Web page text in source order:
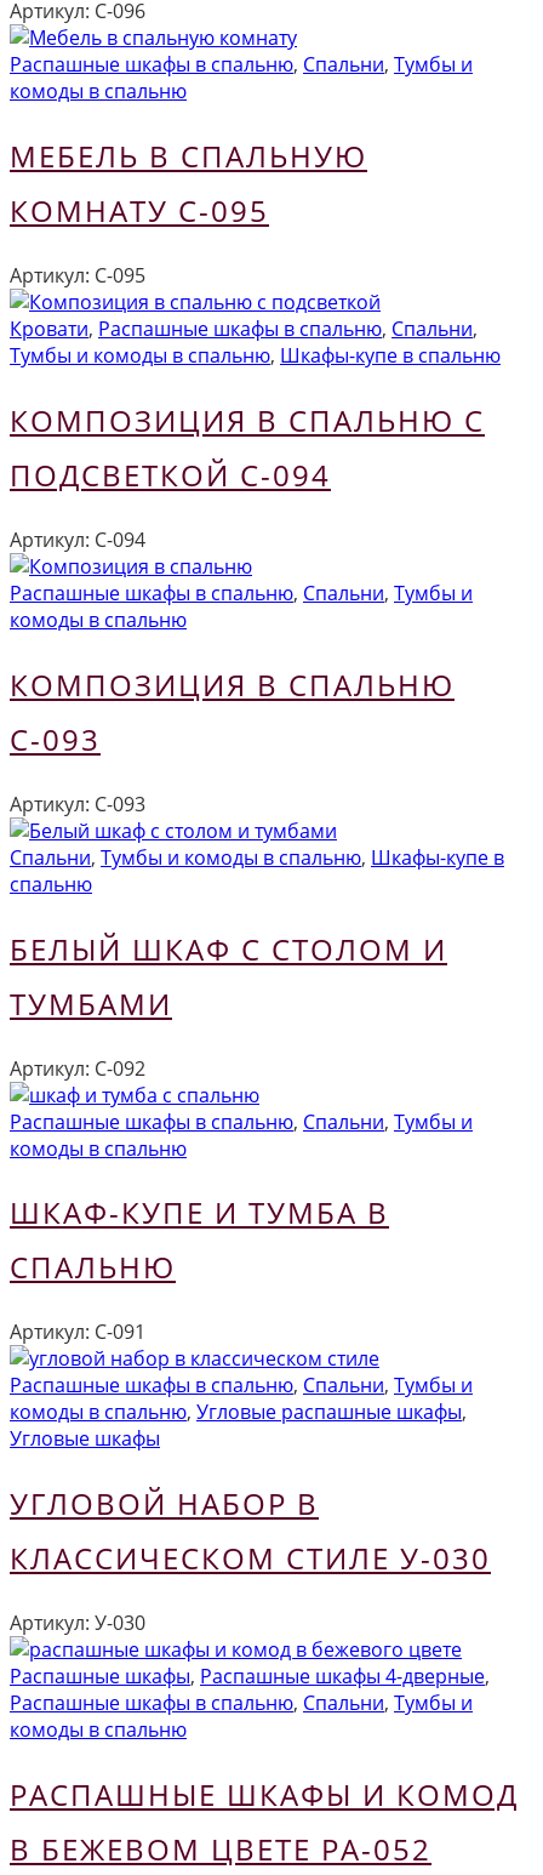
Артикул: С-096
Распашные шкафы в спальню, Спальни, Тумбы и
комоды в спальню
МЕБЕЛЬ В СПАЛЬНУЮ
КОМНАТУ С-095
Артикул: С-095
Кровати, Распашные шкафы в спальню, Спальни,
Тумбы и комоды в спальню, Шкафы-купе в спальню
КОМПОЗИЦИЯ В СПАЛЬНЮ С
ПОДСВЕТКОЙ С-094
Артикул: С-094
Распашные шкафы в спальню, Спальни, Тумбы и
комоды в спальню
КОМПОЗИЦИЯ В СПАЛЬНЮ
С-093
Артикул: С-093
Спальни, Тумбы и комоды в спальню, Шкафы-купе в
спальню
БЕЛЫЙ ШКАФ С СТОЛОМ И
ТУМБАМИ
Артикул: С-092
Распашные шкафы в спальню, Спальни, Тумбы и
комоды в спальню
ШКАФ-КУПЕ И ТУМБА В
СПАЛЬНЮ
Артикул: С-091
Распашные шкафы в спальню, Спальни, Тумбы и
комоды в спальню, Угловые распашные шкафы,
Угловые шкафы
УГЛОВОЙ НАБОР В
КЛАССИЧЕСКОМ СТИЛЕ У-030
Артикул: У-030
Распашные шкафы, Распашные шкафы 4-дверные,
Распашные шкафы в спальню, Спальни, Тумбы и
комоды в спальню
РАСПАШНЫЕ ШКАФЫ И КОМОД
В БЕЖЕВОМ ЦВЕТЕ РА-052